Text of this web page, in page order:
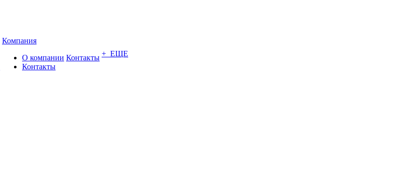
Компания
О компании
Контакты
Контакты + ЕЩЕ